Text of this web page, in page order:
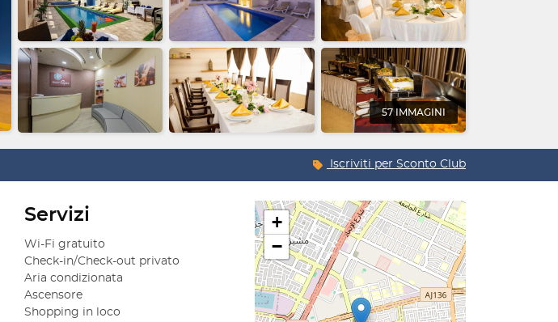
57 IMMAGINI
Iscriviti per Sconto Club
Servizi
Wi-Fi gratuito
Check-in/Check-out privato
Aria condizionata
Ascensore
Shopping in loco
+
−